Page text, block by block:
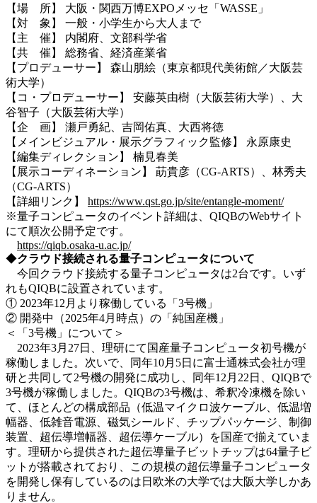
【場 所】 大阪・関西万博EXPOメッセ「WASSE」
【対 象】 一般・小学生から大人まで
【主 催】 内閣府、文部科学省
【共 催】 総務省、経済産業省
【プロデューサー】 森山朋絵（東京都現代美術館／大阪芸
術大学）
【コ・プロデューサー】 安藤英由樹（大阪芸術大学）、大
谷智子（大阪芸術大学）
【企 画】 瀬戸勇紀、吉岡佑真、大西将徳
【メインビジュアル・展示グラフィック監修】 永原康史
【編集ディレクション】 楠見春美
【展示コーディネーション】 莇貴彦（CG-ARTS）、林秀夫
（CG-ARTS）
【詳細リンク】 https://www.qst.go.jp/site/entangle-moment/
※量子コンピュータのイベント詳細は、QIQBのWebサイト
にて順次公開予定です。
https://qiqb.osaka-u.ac.jp/
◆クラウド接続される量子コンピュータについて
今回クラウド接続する量子コンピュータは2台です。いず
れもQIQBに設置されています。
① 2023年12月より稼働している「3号機」
② 開発中（2025年4月時点）の「純国産機」
＜「3号機」について＞
2023年3月27日、理研にて国産量子コンピュータ初号機が
稼働しました。次いで、同年10月5日に富士通株式会社が理
研と共同して2号機の開発に成功し、同年12月22日、QIQBで
3号機が稼働しました。QIQBの3号機は、希釈冷凍機を除い
て、ほとんどの構成部品（低温マイクロ波ケーブル、低温増
幅器、低雑音電源、磁気シールド、チップパッケージ、制御
装置、超伝導増幅器、超伝導ケーブル）を国産で揃えていま
す。理研から提供された超伝導量子ビットチップは64量子ビ
ットが搭載されており、この規模の超伝導量子コンピュータ
を開発し保有しているのは日欧米の大学では大阪大学しかあ
りません。